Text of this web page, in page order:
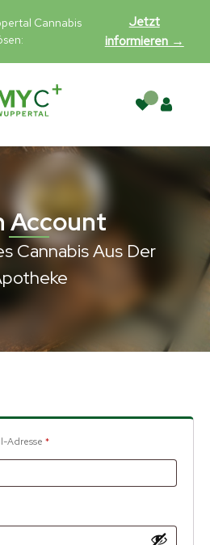
Cannabis
Jetzt
informieren →
Account
Cannabis Aus Der
Adresse *Erforderlich